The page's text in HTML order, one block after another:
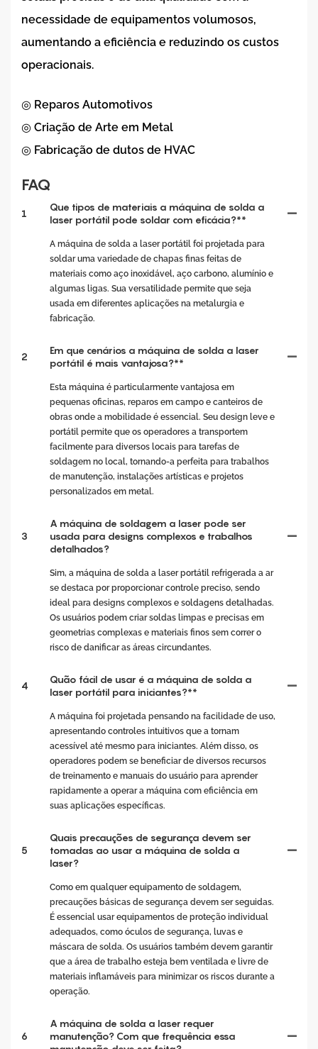
necessidade de equipamentos volumosos,
aumentando a eficiência e reduzindo os custos
operacionais.
◎ Reparos Automotivos
◎ Criação de Arte em Metal
◎ Fabricação de dutos de HVAC
FAQ
1
Que tipos de materiais a máquina de solda a
laser portátil pode soldar com eficácia?**
A máquina de solda a laser portátil foi projetada para
soldar uma variedade de chapas finas feitas de
materiais como aço inoxidável, aço carbono, alumínio e
algumas ligas. Sua versatilidade permite que seja
usada em diferentes aplicações na metalurgia e
fabricação.
2
Em que cenários a máquina de solda a laser
portátil é mais vantajosa?**
Esta máquina é particularmente vantajosa em
pequenas oficinas, reparos em campo e canteiros de
obras onde a mobilidade é essencial. Seu design leve e
portátil permite que os operadores a transportem
facilmente para diversos locais para tarefas de
soldagem no local, tornando-a perfeita para trabalhos
de manutenção, instalações artísticas e projetos
personalizados em metal.
3
A máquina de soldagem a laser pode ser
usada para designs complexos e trabalhos
detalhados?
Sim, a máquina de solda a laser portátil refrigerada a ar
se destaca por proporcionar controle preciso, sendo
ideal para designs complexos e soldagens detalhadas.
Os usuários podem criar soldas limpas e precisas em
geometrias complexas e materiais finos sem correr o
risco de danificar as áreas circundantes.
4
Quão fácil de usar é a máquina de solda a
laser portátil para iniciantes?**
A máquina foi projetada pensando na facilidade de uso,
apresentando controles intuitivos que a tornam
acessível até mesmo para iniciantes. Além disso, os
operadores podem se beneficiar de diversos recursos
de treinamento e manuais do usuário para aprender
rapidamente a operar a máquina com eficiência em
suas aplicações específicas.
5
Quais precauções de segurança devem ser
tomadas ao usar a máquina de solda a
laser?
Como em qualquer equipamento de soldagem,
precauções básicas de segurança devem ser seguidas.
É essencial usar equipamentos de proteção individual
adequados, como óculos de segurança, luvas e
máscara de solda. Os usuários também devem garantir
que a área de trabalho esteja bem ventilada e livre de
materiais inflamáveis ​​para minimizar os riscos durante a
operação.
6
A máquina de solda a laser requer
manutenção? Com ​​que frequência essa